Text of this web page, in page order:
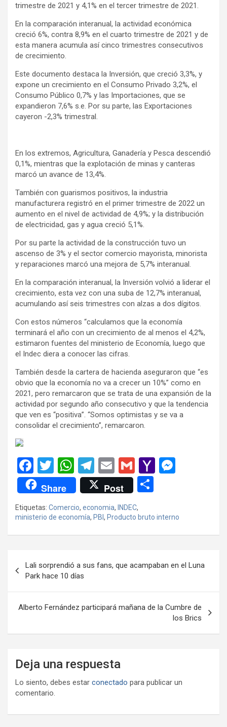
trimestre de 2021 y 4,1% en el tercer trimestre de 2021.
En la comparación interanual, la actividad económica
creció 6%, contra 8,9% en el cuarto trimestre de 2021 y de
esta manera acumula así cinco trimestres consecutivos
de crecimiento.
Este documento destaca la Inversión, que creció 3,3%, y
expone un crecimiento en el Consumo Privado 3,2%, el
Consumo Público 0,7% y las Importaciones, que se
expandieron 7,6% s.e. Por su parte, las Exportaciones
cayeron -2,3% trimestral.
En los extremos, Agricultura, Ganadería y Pesca descendió
0,1%, mientras que la explotación de minas y canteras
marcó un avance de 13,4%.
También con guarismos positivos, la industria
manufacturera registró en el primer trimestre de 2022 un
aumento en el nivel de actividad de 4,9%; y la distribución
de electricidad, gas y agua creció 5,1%.
Por su parte la actividad de la construcción tuvo un
ascenso de 3% y el sector comercio mayorista, minorista
y reparaciones marcó una mejora de 5,7% interanual.
En la comparación interanual, la Inversión volvió a liderar el
crecimiento, esta vez con una suba de 12,7% interanual,
acumulando así seis trimestres con alzas a dos dígitos.
Con estos números “calculamos que la economía
terminará el año con un crecimiento de al menos el 4,2%,
estimaron fuentes del ministerio de Economía, luego que
el Indec diera a conocer las cifras.
También desde la cartera de hacienda aseguraron que “es
obvio que la economía no va a crecer un 10%” como en
2021, pero remarcaron que se trata de una expansión de la
actividad por segundo año consecutivo y que la tendencia
que ven es “positiva”. “Somos optimistas y se va a
consolidar el crecimiento”, remarcaron.
F
a
ce
b
o
k
T
wi
tt
er
W
h
at
s
A
p
T
el
e
gr
a
E
m
ail
G
m
ail
Y
o
o
ail
n
g
Share Post
m
p
tir
Etiquetas: Comercio, economia, INDEC,
ministerio de economía, PBI , Producto bruto interno
de
entradas
Lali sorprendió a sus fans, que acampaban en el Luna
Park hace 10 días
Alberto Fernández participará mañana de la Cumbre de
los Brics
Deja una respuesta
Lo siento, debes estar conectado para publicar un
comentario.